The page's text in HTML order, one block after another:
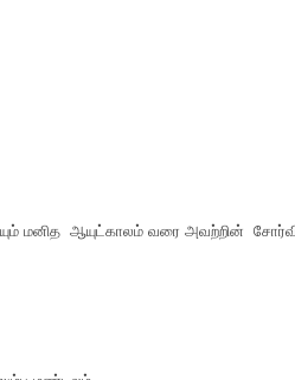
மனித ஆயுட்காலம் வரை அவற்றின்